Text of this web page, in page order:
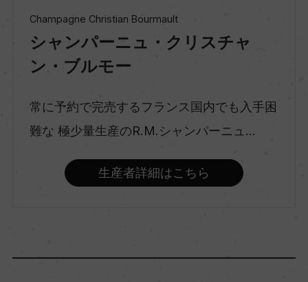
味わい
辛口
品種（原材料）
ピノ・ノワール 67%/シャルドネ 23%/ムニエ 1
Champagne Christian Bourmault
シャンパーニュ・クリスチャ
ン・ブルモー
常に予約で完売するフランス国内でも入手困
難な 極少量生産のR.M.シャンパーニュ...
生産者詳細はこちら